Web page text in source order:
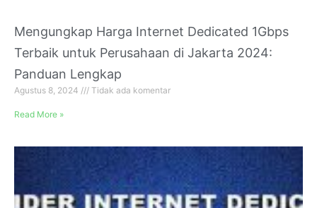
Mengungkap Harga Internet Dedicated 1Gbps
Terbaik untuk Perusahaan di Jakarta 2024:
Panduan Lengkap
Agustus 8, 2024 Tidak ada komentar
Read More »